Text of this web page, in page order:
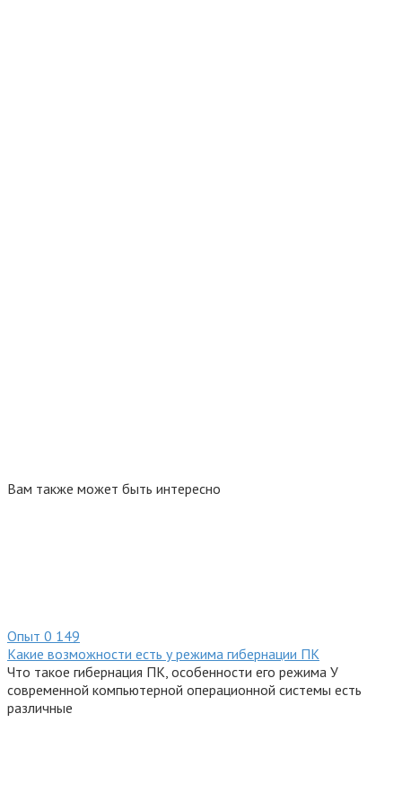
Вам также может быть интересно
Опыт 0 149
Какие возможности есть у режима гибернации ПК
Что такое гибернация ПК, особенности его режима У
современной компьютерной операционной системы есть
различные